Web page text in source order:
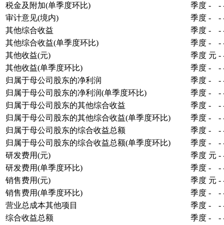
税金及附加(单季度环比)
季度 - -
审计意见(境内)
季度 - -
其他综合收益
季度 - -
其他综合收益(单季度环比)
季度 - -
其他收益(元)
季度 元 -
其他收益(单季度环比)
季度 - -
归属于母公司股东的净利润
季度 - -
归属于母公司股东的净利润(单季度环比)
季度 - -
归属于母公司股东的其他综合收益
季度 - -
归属于母公司股东的其他综合收益(单季度环比)
季度 - -
归属于母公司股东的综合收益总额
季度 - -
归属于母公司股东的综合收益总额(单季度环比)
季度 - -
研发费用(元)
季度 元 -
研发费用(单季度环比)
季度 - -
销售费用(元)
季度 元 -
销售费用(单季度环比)
季度 - -
营业总成本其他项目
季度 - -
综合收益总额
季度 - -